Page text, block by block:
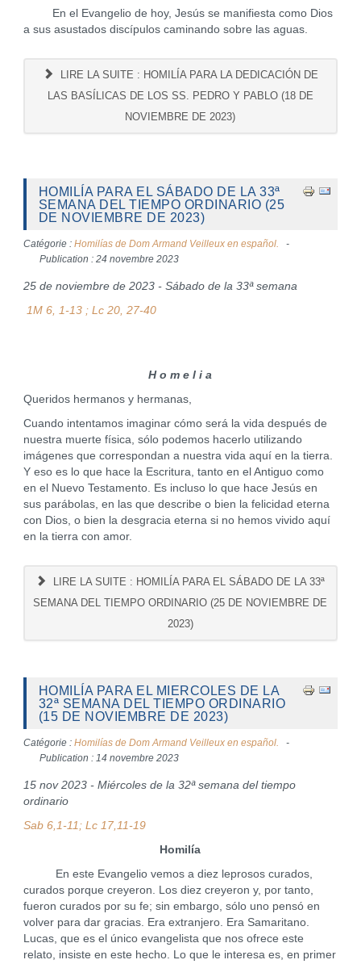
En el Evangelio de hoy, Jesús se manifiesta como Dios
a sus asustados discípulos caminando sobre las aguas.
LIRE LA SUITE : HOMILÍA PARA LA DEDICACIÓN DE
LAS BASÍLICAS DE LOS SS. PEDRO Y PABLO (18 DE
NOVIEMBRE DE 2023)
HOMILÍA PARA EL SÁBADO DE LA 33ª
SEMANA DEL TIEMPO ORDINARIO (25
DE NOVIEMBRE DE 2023)
Catégorie : Homilías de Dom Armand Veilleux en español.
Publication : 24 novembre 2023
25 de noviembre de 2023 - Sábado de la 33ª semana
1M 6, 1-13 ; Lc 20, 27-40
H o m e l i a
Queridos hermanos y hermanas,
Cuando intentamos imaginar cómo será la vida después de
nuestra muerte física, sólo podemos hacerlo utilizando
imágenes que correspondan a nuestra vida aquí en la tierra.
Y eso es lo que hace la Escritura, tanto en el Antiguo como
en el Nuevo Testamento. Es incluso lo que hace Jesús en
sus parábolas, en las que describe o bien la felicidad eterna
con Dios, o bien la desgracia eterna si no hemos vivido aquí
en la tierra con amor.
LIRE LA SUITE : HOMILÍA PARA EL SÁBADO DE LA 33ª
SEMANA DEL TIEMPO ORDINARIO (25 DE NOVIEMBRE DE
2023)
HOMILÍA PARA EL MIERCOLES DE LA
32ª SEMANA DEL TIEMPO ORDINARIO
(15 DE NOVIEMBRE DE 2023)
Catégorie : Homilías de Dom Armand Veilleux en español.
Publication : 14 novembre 2023
15 nov 2023 - Miércoles de la 32ª semana del tiempo
ordinario
Sab 6,1-11; Lc 17,11-19
Homilía
En este Evangelio vemos a diez leprosos curados,
curados porque creyeron. Los diez creyeron y, por tanto,
fueron curados por su fe; sin embargo, sólo uno pensó en
volver para dar gracias. Era extranjero. Era Samaritano.
Lucas, que es el único evangelista que nos ofrece este
relato, insiste en este hecho. Lo que le interesa es, en primer